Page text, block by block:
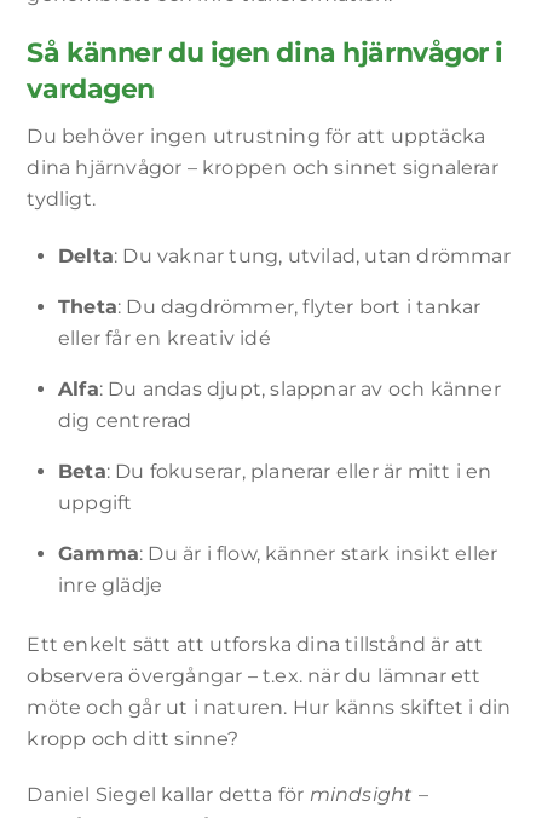
Så känner du igen dina hjärnvågor i
vardagen
Du behöver ingen utrustning för att upptäcka
dina hjärnvågor – kroppen och sinnet signalerar
tydligt.
Delta: Du vaknar tung, utvilad, utan drömmar
Theta: Du dagdrömmer, flyter bort i tankar
eller får en kreativ idé
Alfa: Du andas djupt, slappnar av och känner
dig centrerad
Beta: Du fokuserar, planerar eller är mitt i en
uppgift
Gamma: Du är i flow, känner stark insikt eller
inre glädje
Ett enkelt sätt att utforska dina tillstånd är att
observera övergångar – t.ex. när du lämnar ett
möte och går ut i naturen. Hur känns skiftet i din
kropp och ditt sinne?
Daniel Siegel kallar detta för mindsight –